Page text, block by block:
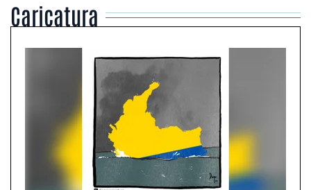
Caricatura